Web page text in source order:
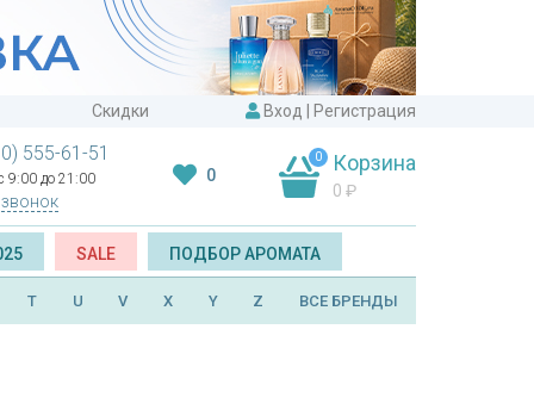
Скидки Вход Регистрация
555-61-51
9:00 до 21:00 0
0 Корзина
0 ₽
SALE ПОДБОР АРОМАТА
T U V X Y Z ВСЕ БРЕНДЫ